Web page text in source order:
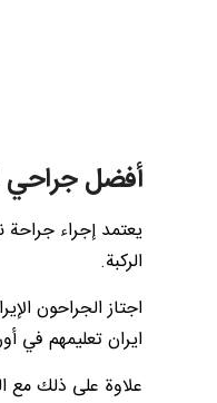
أفضل جراحي
يعتمد إجراء جراحة
الركبة.
اجتاز الجراحون
ايران تعليمهم في
علاوة على ذلك مع